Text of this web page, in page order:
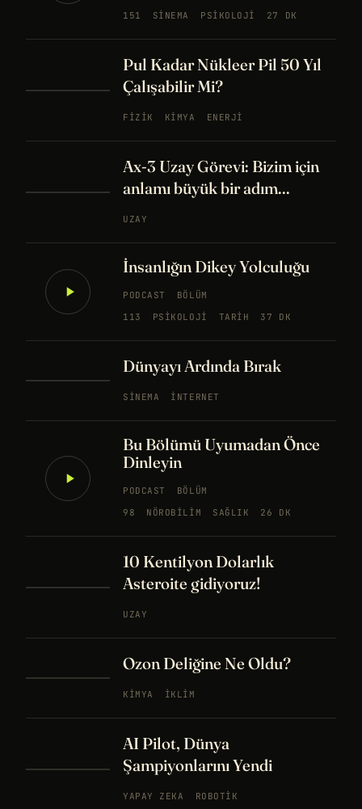
151
SINEMA PSIKOLOJI 27 DK
Pul Kadar Nükleer Pil 50 Yıl
Çalışabilir Mi?
FIZIK KIMYA ENERJI
Ax-3 Uzay Görevi: Bizim için
anlamı büyük bir adım...
UZAY
İnsanlığın Dikey Yolculuğu
PODCAST
BÖLÜM
113
PSIKOLOJI TARIH 37 DK
Dünyayı Ardında Bırak
SINEMA İNTERNET
Bu Bölümü Uyumadan Önce
Dinleyin
PODCAST
BÖLÜM
98
NÖROBILIM SAĞLIK 26 DK
10 Kentilyon Dolarlık
Asteroite gidiyoruz!
UZAY
Ozon Deliğine Ne Oldu?
KIMYA İKLIM
AI Pilot, Dünya
Şampiyonlarını Yendi
YAPAY ZEKA ROBOTIK